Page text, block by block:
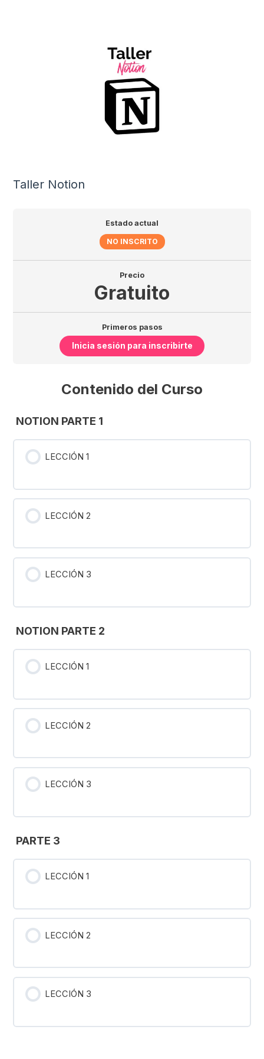
Taller Notion
Estado actual
NO INSCRITO
Precio
Gratuito
Primeros pasos
Inicia sesión para inscribirte
Contenido del Curso
NOTION PARTE 1
LECCIÓN 1
LECCIÓN 2
LECCIÓN 3
NOTION PARTE 2
LECCIÓN 1
LECCIÓN 2
LECCIÓN 3
PARTE 3
LECCIÓN 1
LECCIÓN 2
LECCIÓN 3